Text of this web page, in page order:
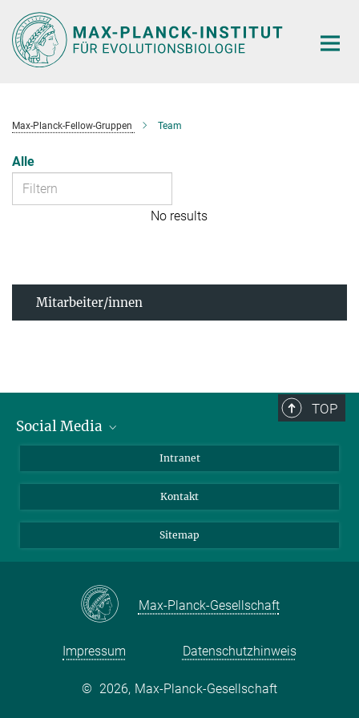
Hauptinhalt
Max-Planck-Fellow-Gruppen Team
Alle
No results
Mitarbeiter/innen
TOP
Social Media
LinkedIn
Intranet
Kontakt
Sitemap
Max-Planck-Gesellschaft
Impressum Datenschutzhinweis
© 2026, Max-Planck-Gesellschaft